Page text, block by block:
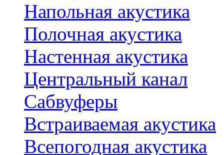
Напольная акустика
Полочная акустика
Настенная акустика
Центральный канал
Сабвуферы
Встраиваемая акустика
Всепогодная акустика